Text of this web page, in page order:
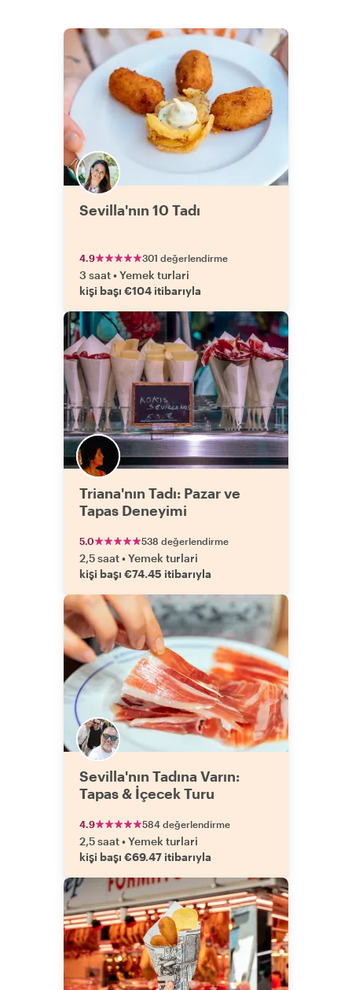
Sevilla'nın 10 Tadı
4.9 301 değerlendirme
3 saat•Yemek turlari
kişi başı €104 itibarıyla
Triana'nın Tadı: Pazar ve
Tapas Deneyimi
5.0 538 değerlendirme
2,5 saat•Yemek turlari
kişi başı €74.45 itibarıyla
Sevilla'nın Tadına Varın:
Tapas & İçecek Turu
4.9 584 değerlendirme
2,5 saat•Yemek turlari
kişi başı €69.47 itibarıyla